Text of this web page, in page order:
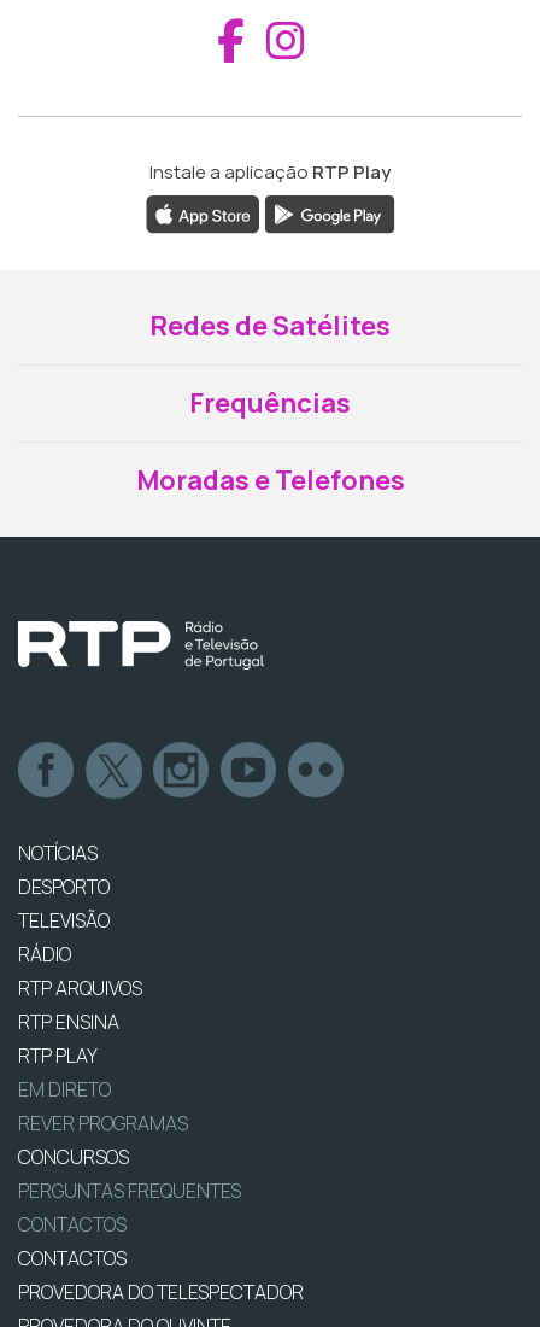
Aceder ao
Instale a aplicação RTP Play
Redes de Satélites
Frequências
Moradas e Telefones
NOTÍCIAS
DESPORTO
TELEVISÃO
RÁDIO
RTP ARQUIVOS
RTP ENSINA
RTP PLAY
EM DIRETO
REVER PROGRAMAS
CONCURSOS
PERGUNTAS FREQUENTES
CONTACTOS
CONTACTOS
PROVEDORA DO TELESPECTADOR